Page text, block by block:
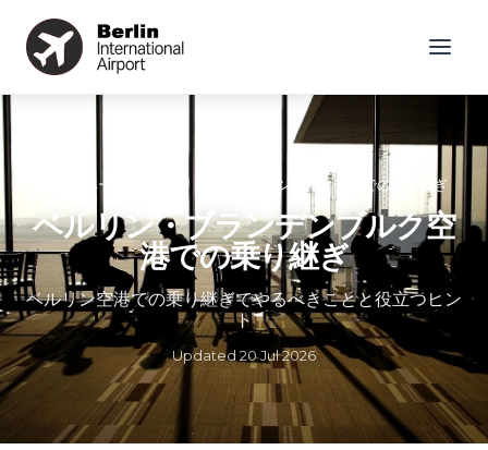
ホームページ ベルリン・ブランデンブルク空港での乗り継ぎ
ベルリン・ブランデンブルク空
港での乗り継ぎ
ベルリン空港での乗り継ぎでやるべきことと役立つヒン
ト
Updated 20 Jul 2026